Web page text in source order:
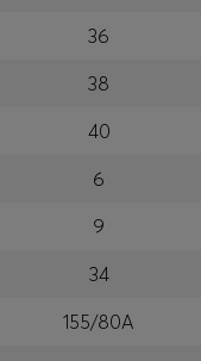
36
38
40
6
9
34
155/80A